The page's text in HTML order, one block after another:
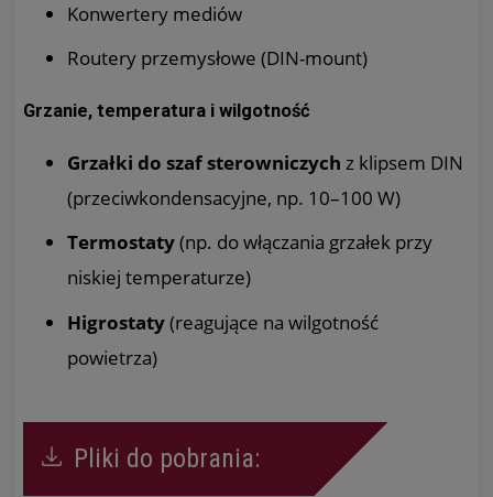
Konwertery mediów
Routery przemysłowe (DIN-mount)
Grzanie, temperatura i wilgotność
Grzałki do szaf sterowniczych z klipsem DIN
(przeciwkondensacyjne, np. 10–100 W)
Termostaty(np. do włączania grzałek przy
niskiej temperaturze)
Higrostaty(reagujące na wilgotność
powietrza)
Pliki do pobrania: